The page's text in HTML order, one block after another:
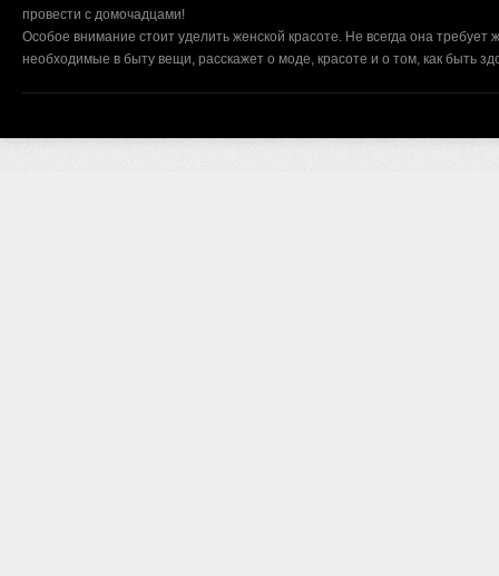
провести с домочадцами!
Особое внимание стоит уделить женской красоте. Не всегда она
необходимые в быту вещи, расскажет о моде, красоте и о том, как быть